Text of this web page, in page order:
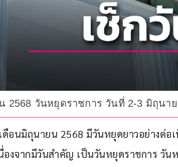
2568 วันหยุดราชการ วันที่ 2-3 มิถุนา
ดือนมิถุนายน 2568 มีวันหยุดยาวอย่างต่อ
งจากมีวันสำคัญ เป็นวันหยุดราชการ วัน